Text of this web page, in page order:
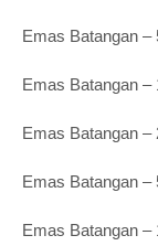
Emas
Emas
Emas
Emas
Emas